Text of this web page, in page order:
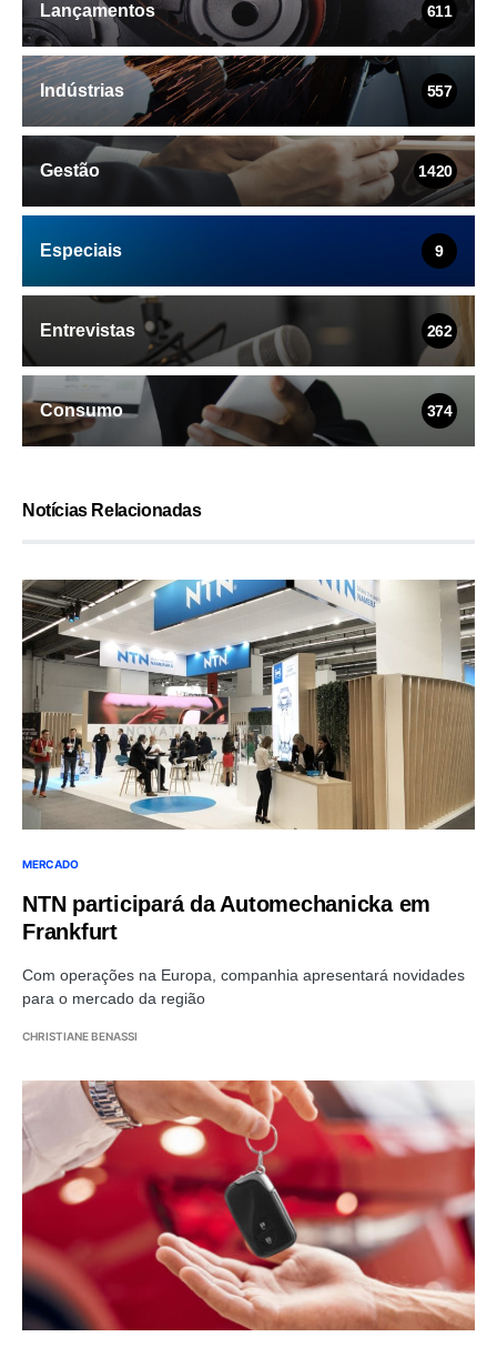
Lançamentos 611
Indústrias 557
Gestão 1420
Especiais 9
Entrevistas 262
Consumo 374
Notícias Relacionadas
MERCADO
NTN participará da Automechanicka em
Frankfurt
Com operações na Europa, companhia apresentará novidades
para o mercado da região
CHRISTIANE BENASSI